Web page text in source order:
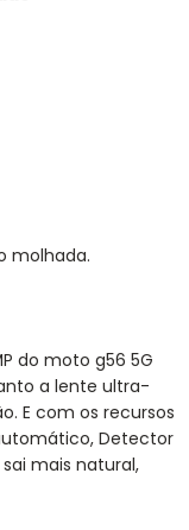
molhada.
do moto g56 5G
a lente ultra-
E com os recursos
Detector
mais natural,